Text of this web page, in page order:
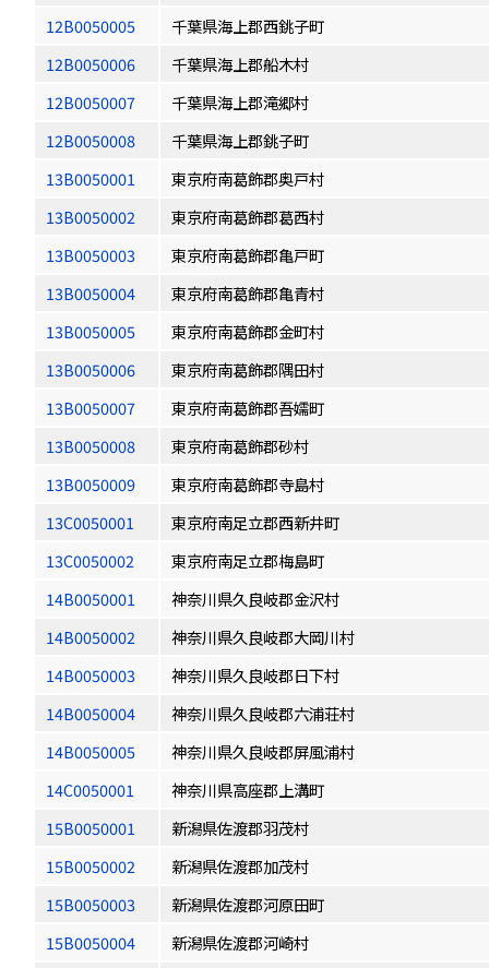
12B0050005
千葉県海上郡西銚子町
12B0050006
千葉県海上郡船木村
12B0050007
千葉県海上郡滝郷村
12B0050008
千葉県海上郡銚子町
13B0050001
東京府南葛飾郡奥戸村
13B0050002
東京府南葛飾郡葛西村
13B0050003
東京府南葛飾郡亀戸町
13B0050004
東京府南葛飾郡亀青村
13B0050005
東京府南葛飾郡金町村
13B0050006
東京府南葛飾郡隅田村
13B0050007
東京府南葛飾郡吾嬬町
13B0050008
東京府南葛飾郡砂村
13B0050009
東京府南葛飾郡寺島村
13C0050001
東京府南足立郡西新井町
13C0050002
東京府南足立郡梅島町
14B0050001
神奈川県久良岐郡金沢村
14B0050002
神奈川県久良岐郡大岡川村
14B0050003
神奈川県久良岐郡日下村
14B0050004
神奈川県久良岐郡六浦荘村
14B0050005
神奈川県久良岐郡屏風浦村
14C0050001
神奈川県高座郡上溝町
15B0050001
新潟県佐渡郡羽茂村
15B0050002
新潟県佐渡郡加茂村
15B0050003
新潟県佐渡郡河原田町
15B0050004
新潟県佐渡郡河崎村